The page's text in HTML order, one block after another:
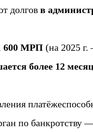
долгов в
600 МРП (на 2025
более 12
по банкротству